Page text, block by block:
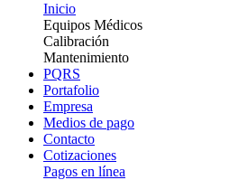
Inicio
Equipos Médicos
Calibración
Mantenimiento
PQRS
Portafolio
Empresa
Medios de pago
Contacto
Cotizaciones
Pagos en línea